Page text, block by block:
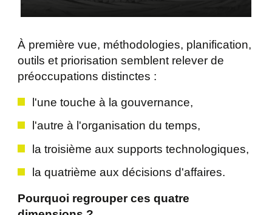
À première vue, méthodologies, planification,
outils et priorisation semblent relever de
préoccupations distinctes :
l'une touche à la gouvernance,
l'autre à l'organisation du temps,
la troisième aux supports technologiques,
la quatrième aux décisions d'affaires.
Pourquoi regrouper ces quatre